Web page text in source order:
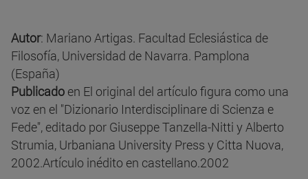
Autor: Mariano Artigas. Facultad Eclesiástica de
Filosofía, Universidad de Navarra. Pamplona
(España)
Publicado en El original del artículo figura como una
voz en el "Dizionario Interdisciplinare di Scienza e
Fede", editado por Giuseppe Tanzella-Nitti y Alberto
Strumia, Urbaniana University Press y Citta Nuova,
2002.Artículo inédito en castellano.2002